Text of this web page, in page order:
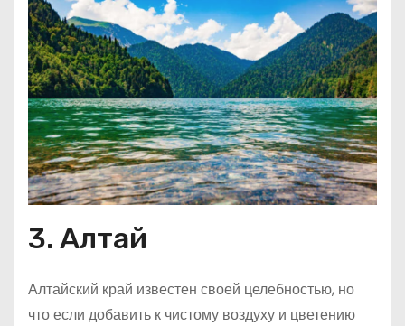
3. Алтай
Алтайский край известен своей целебностью, но
что если добавить к чистому воздуху и цветению